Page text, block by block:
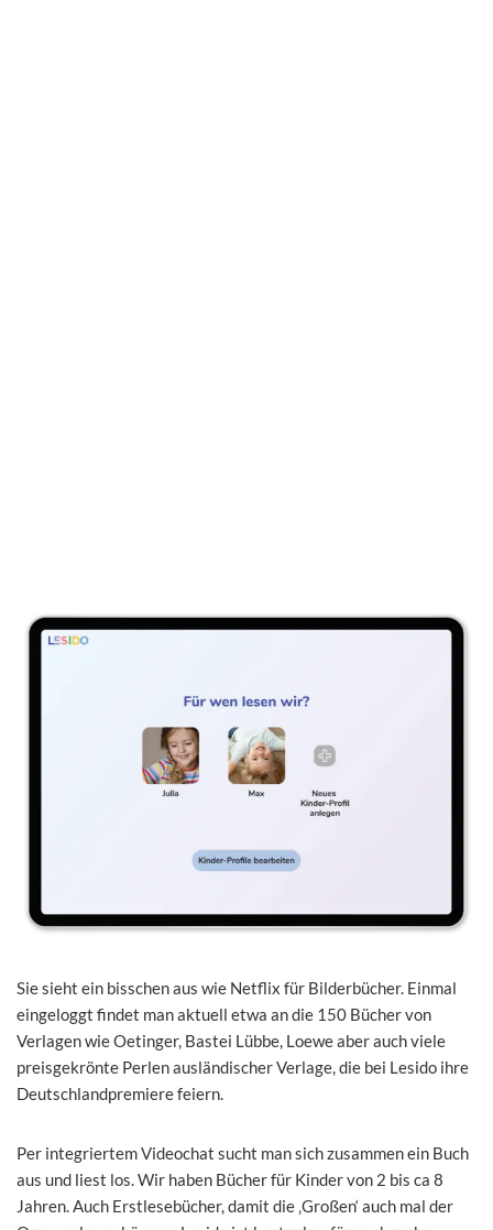
Sie sieht ein bisschen aus wie Netflix für Bilderbücher. Einmal
eingeloggt findet man aktuell etwa an die 150 Bücher von
Verlagen wie Oetinger, Bastei Lübbe, Loewe aber auch viele
preisgekrönte Perlen ausländischer Verlage, die bei Lesido ihre
Deutschlandpremiere feiern.
Per integriertem Videochat sucht man sich zusammen ein Buch
aus und liest los. Wir haben Bücher für Kinder von 2 bis ca 8
Jahren. Auch Erstlesebücher, damit die ‚Großen‘ auch mal der